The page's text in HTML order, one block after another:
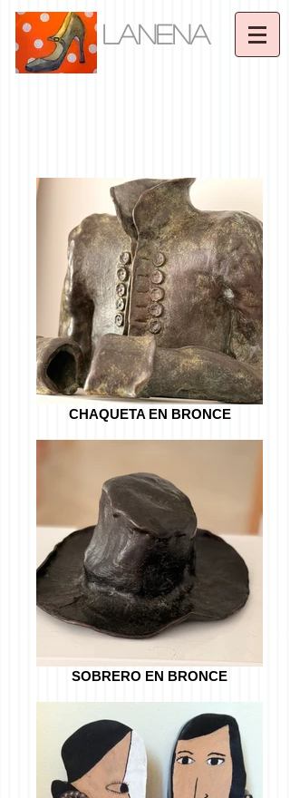
LANENA
Photos By
LANENA
CHAQUETA EN BRONCE
SOBRERO EN BRONCE